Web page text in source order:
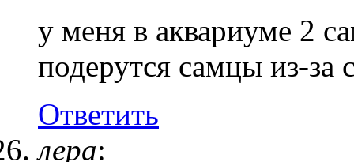
у меня в аквариуме 2
подерутся самцы из-за
Ответить
лера: